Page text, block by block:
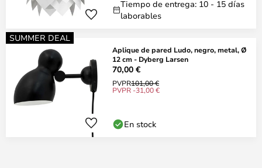
Tiempo de entrega: 10 - 15 días
laborables
SUMMER DEAL
Aplique de pared Ludo, negro, metal, Ø
12 cm - Dyberg Larsen
70,00 €
PVPR101,00 €
PVPR -31,00 €
En stock